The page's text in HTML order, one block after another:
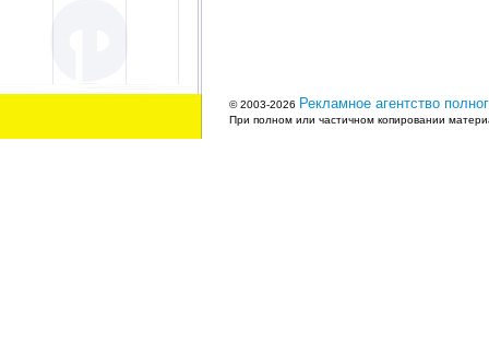
© 2003-2026 Рекламное агентство
При полном или частичном копировании